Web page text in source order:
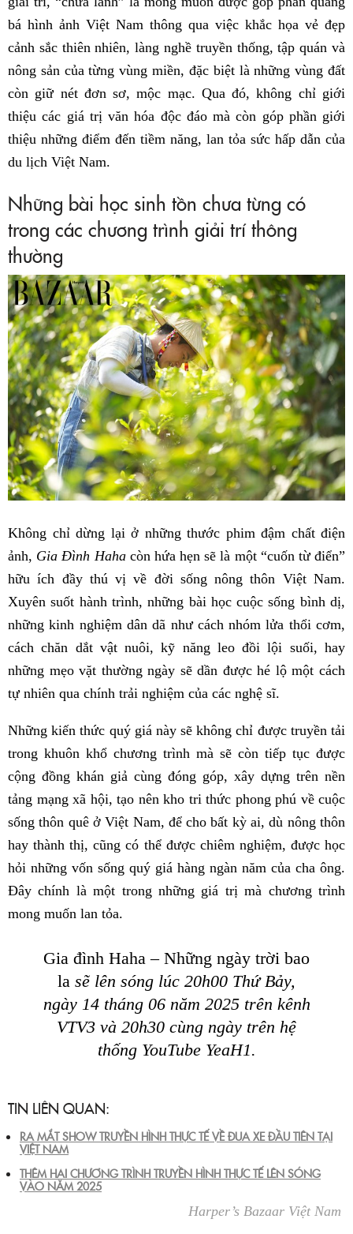
bá hình ảnh Việt Nam thông qua việc khắc họa vẻ đẹp
cảnh sắc thiên nhiên, làng nghề truyền thống, tập quán và
nông sản của từng vùng miền, đặc biệt là những vùng đất
còn giữ nét đơn sơ, mộc mạc. Qua đó, không chỉ giới
thiệu các giá trị văn hóa độc đáo mà còn góp phần giới
thiệu những điểm đến tiềm năng, lan tỏa sức hấp dẫn của
du lịch Việt Nam.
Những bài học sinh tồn chưa từng có
trong các chương trình giải trí thông
thường
Không chỉ dừng lại ở những thước phim đậm chất điện
ảnh, Gia Đình Hahacòn hứa hẹn sẽ là một “cuốn từ điển”
hữu ích đầy thú vị về đời sống nông thôn Việt Nam.
Xuyên suốt hành trình, những bài học cuộc sống bình dị,
những kinh nghiệm dân dã như cách nhóm lửa thổi cơm,
cách chăn dắt vật nuôi, kỹ năng leo đồi lội suối, hay
những mẹo vặt thường ngày sẽ dần được hé lộ một cách
tự nhiên qua chính trải nghiệm của các nghệ sĩ.
Những kiến thức quý giá này sẽ không chỉ được truyền tải
trong khuôn khổ chương trình mà sẽ còn tiếp tục được
cộng đồng khán giả cùng đóng góp, xây dựng trên nền
tảng mạng xã hội, tạo nên kho tri thức phong phú về cuộc
sống thôn quê ở Việt Nam, để cho bất kỳ ai, dù nông thôn
hay thành thị, cũng có thể được chiêm nghiệm, được học
hỏi những vốn sống quý giá hàng ngàn năm của cha ông.
Đây chính là một trong những giá trị mà chương trình
mong muốn lan tỏa.
Gia đình Haha – Những ngày trời bao
la sẽ lên sóng lúc 20h00 Thứ Bảy,
ngày 14 tháng 06 năm 2025 trên kênh
VTV3 và 20h30 cùng ngày trên hệ
thống YouTube YeaH1.
TIN LIÊN QUAN:
RA MẮT SHOW TRUYỀN HÌNH THỰC TẾ VỀ ĐUA XE ĐẦU TIÊN TẠI
VIỆT NAM
THÊM HAI CHƯƠNG TRÌNH TRUYỀN HÌNH THỰC TẾ LÊN SÓNG
VÀO NĂM 2025
Harper’s Bazaar Việt Nam